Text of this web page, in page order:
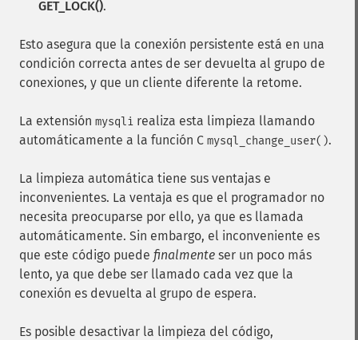
GET_LOCK().
Esto asegura que la conexión persistente está en una
condición correcta antes de ser devuelta al grupo de
conexiones, y que un cliente diferente la retome.
La extensión mysqli realiza esta limpieza llamando
automáticamente a la función C mysql_change_user().
La limpieza automática tiene sus ventajas e
inconvenientes. La ventaja es que el programador no
necesita preocuparse por ello, ya que es llamada
automáticamente. Sin embargo, el inconveniente es
que este código puede finalmente ser un poco más
lento, ya que debe ser llamado cada vez que la
conexión es devuelta al grupo de espera.
Es posible desactivar la limpieza del código,